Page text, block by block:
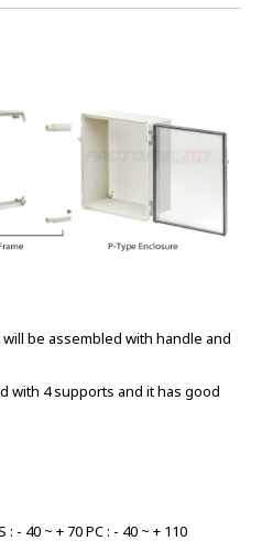
be assembled with handle and
with 4 supports and it has good
- 40 ~ + 70 PC : - 40 ~ + 110